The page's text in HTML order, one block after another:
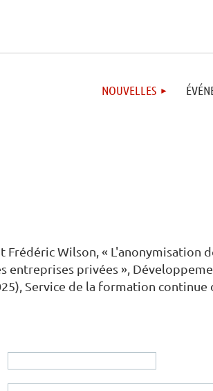
NOUVELLES
Frédéric Wilson, «
entreprises privées »,
Service de la formation continue